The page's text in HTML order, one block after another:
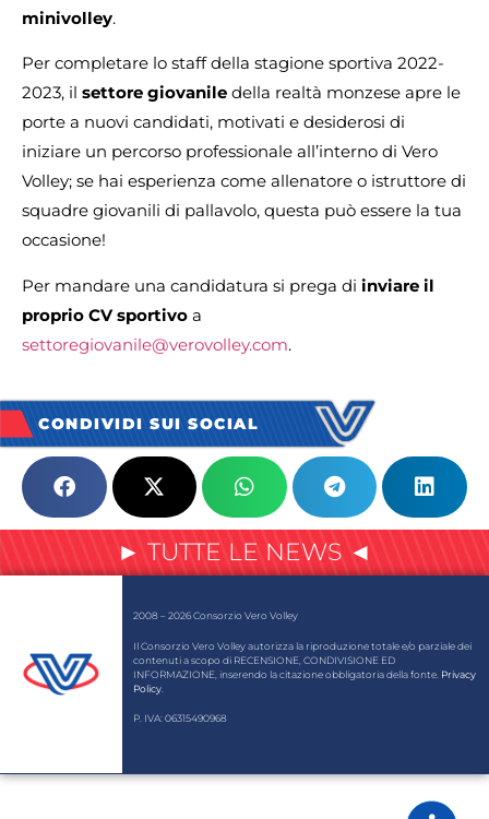
minivolley.
Per completare lo staff della stagione sportiva 2022-
2023, il settore giovanile della realtà monzese apre le
porte a nuovi candidati, motivati e desiderosi di
iniziare un percorso professionale all’interno di Vero
Volley; se hai esperienza come allenatore o istruttore di
squadre giovanili di pallavolo, questa può essere la tua
occasione!
Per mandare una candidatura si prega di inviare il
proprio CV sportivo a
settoregiovanile@verovolley.com.
CONDIVIDI SUI SOCIAL
► TUTTE LE NEWS ◄
2008 – 2026 Consorzio Vero Volley
Il Consorzio Vero Volley autorizza la riproduzione totale e/o parziale dei
contenuti a scopo di RECENSIONE, CONDIVISIONE ED
INFORMAZIONE, inserendo la citazione obbligatoria della fonte. Privacy
Policy
P. IVA: 06315490968